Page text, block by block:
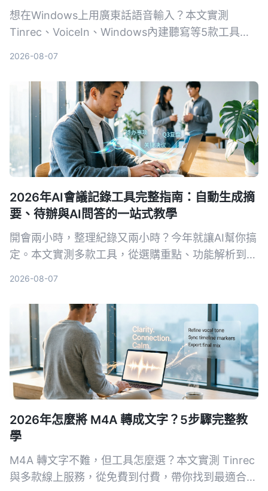
想在Windows上用廣東話語音輸入？本文實測
Tinrec、VoiceIn、Windows內建聽寫等5款工具，
2026-08-07
2026年AI會議記錄工具完整指南：自動生成摘
要、待辦與AI問答的一站式教學
開會兩小時，整理紀錄又兩小時？今年就讓AI幫你搞
定。本文實測多款工具，從選購重點、功能解析到避
2026-08-07
2026年怎麼將 M4A 轉成文字？5步驟完整教
學
M4A 轉文字不難，但工具怎麼選？本文實測 Tinrec
與多款線上服務，從免費到付費，帶你找到最適合自